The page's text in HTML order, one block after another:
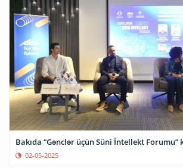
Bakıda “Gənclər üçün Süni İntellekt
02-05-2025